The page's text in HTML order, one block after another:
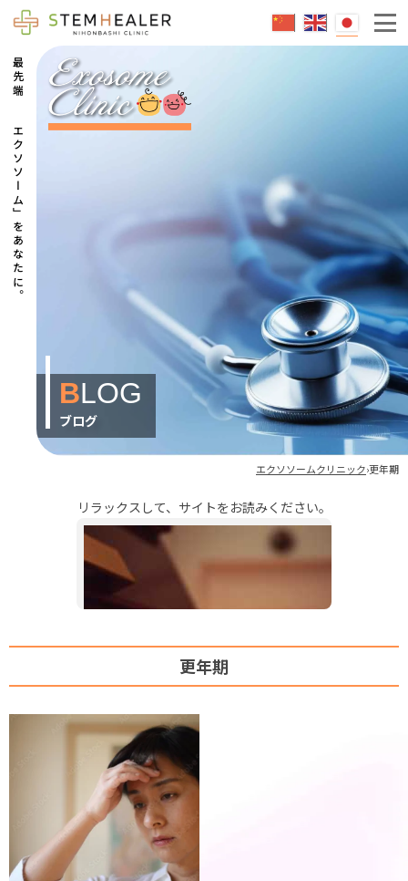
エクソソームとは
成人治療
脳卒中
小児治療
自閉症
健康維持
ストレス緩和
肩こり
美容・エイジングケア
シミ・しわ
ダイエット
エクソソームブログ
エクソソームの基礎知識
副作用とデメリット
タイムライン
確認しておきたいこと
最先端の「エクソソーム」をあなたに。
BLOG
ブログ
エクソソームクリニック›更年期
リラックスして、サイトをお読みください。
更年期